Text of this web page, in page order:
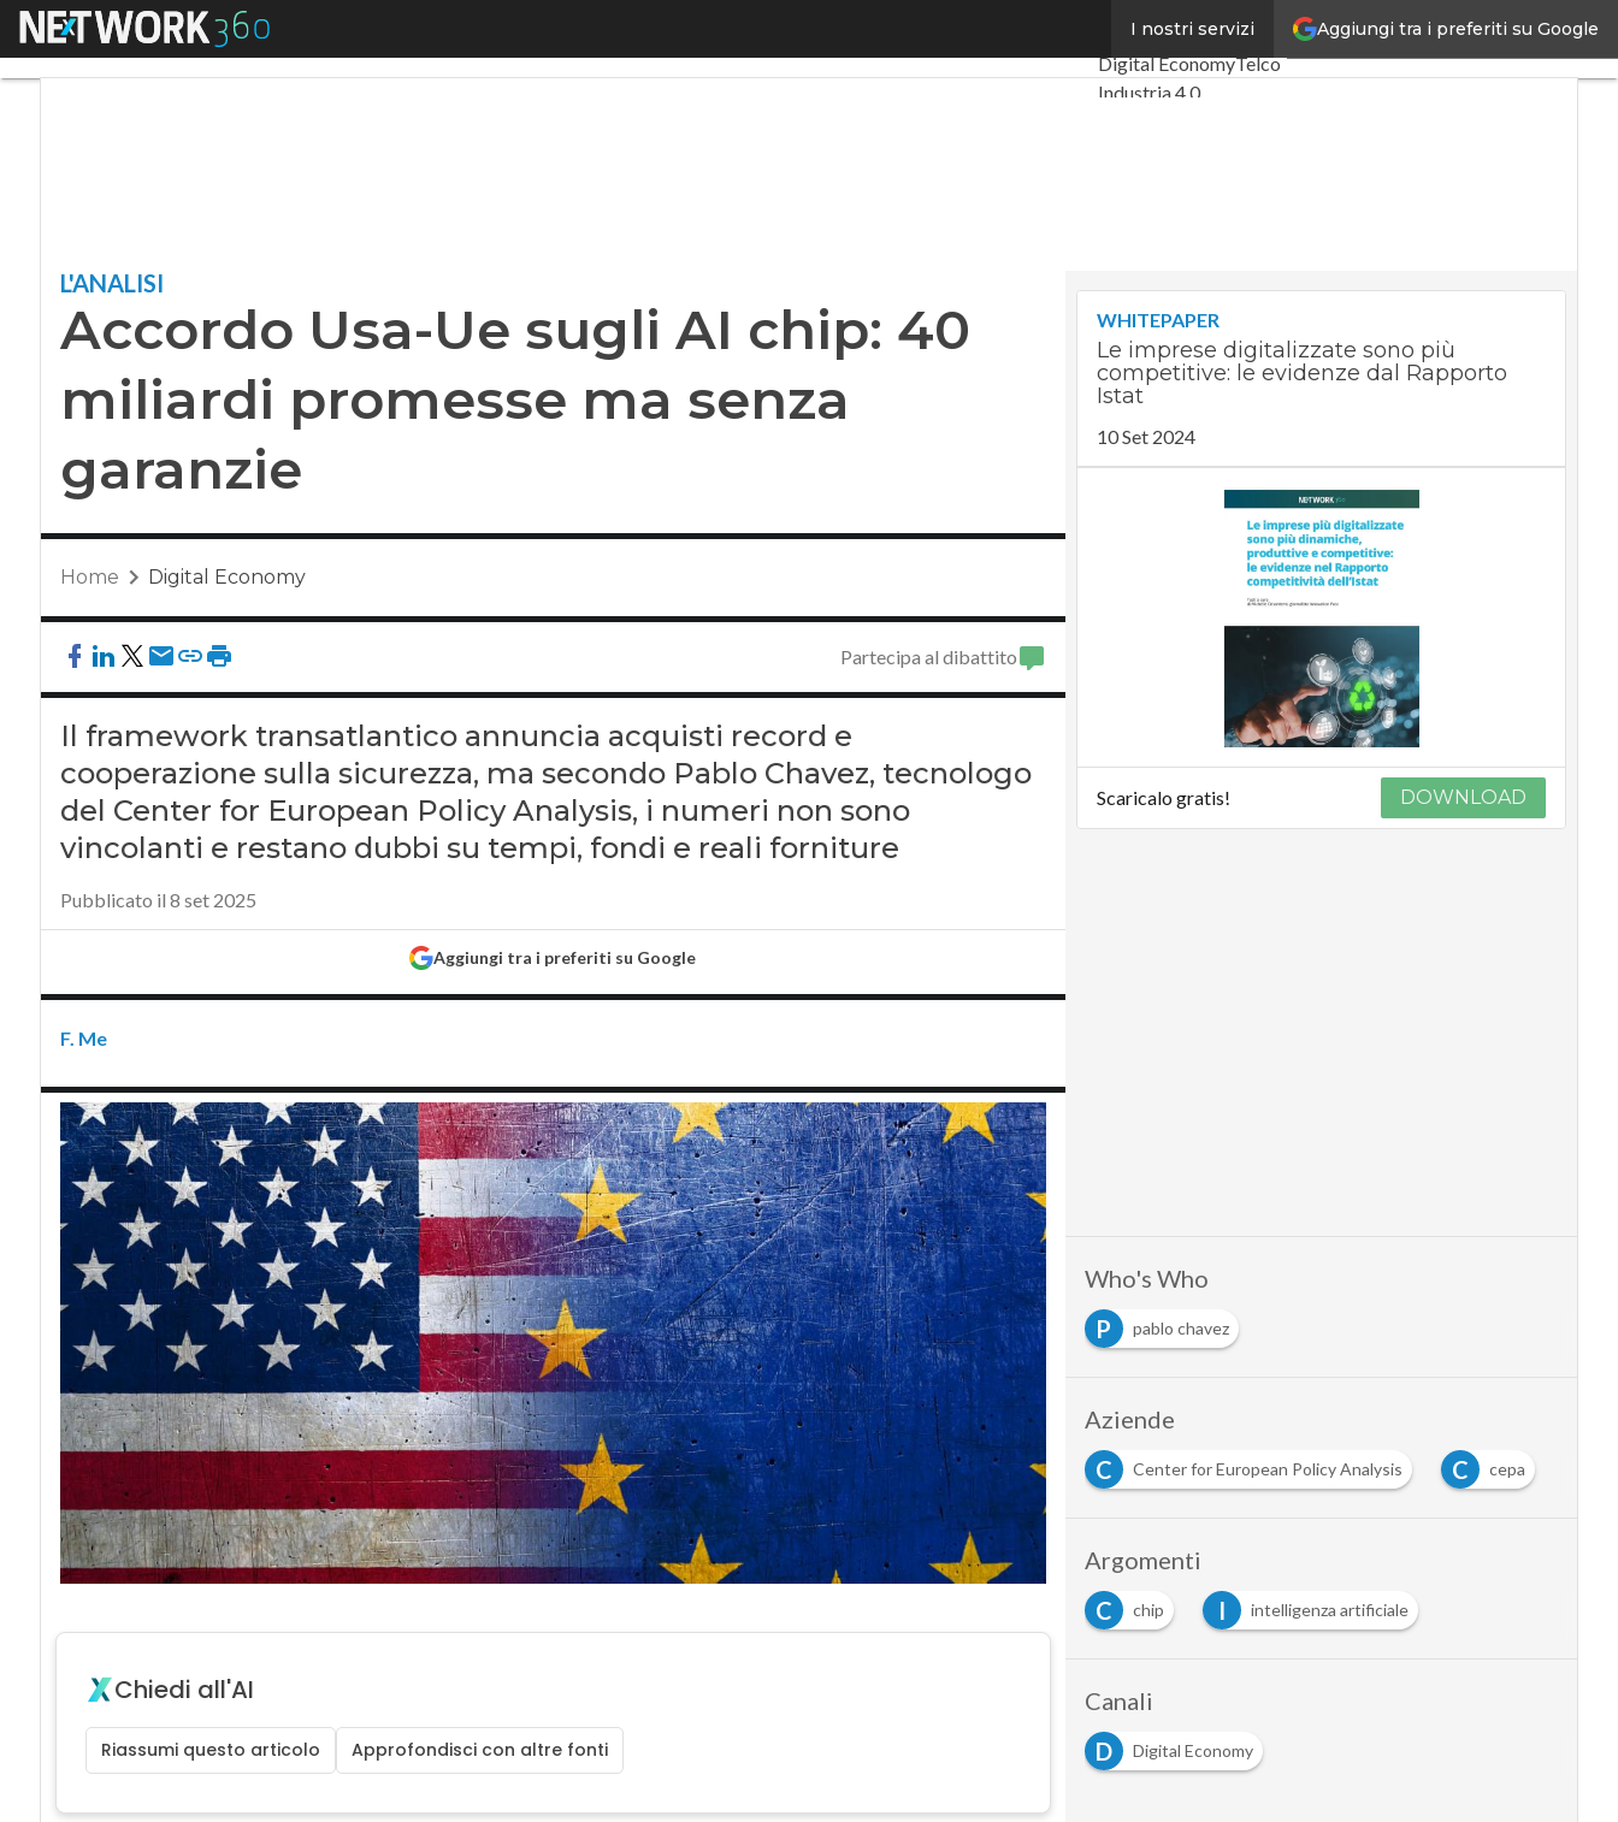
Aggiungi tra i preferiti su Google
I nostri servizi
Menu
Ultimi articoli
Digital EconomyTelco
Industria 4.0
PodcastPrivacy
L'ANALISI
Accordo Usa-Ue sugli AI chip: 40
miliardi promesse ma senza
garanzie
Home Digital Economy
Partecipa al dibattito
Il framework transatlantico annuncia acquisti record e
cooperazione sulla sicurezza, ma secondo Pablo Chavez, tecnologo
del Center for European Policy Analysis, i numeri non sono
vincolanti e restano dubbi su tempi, fondi e reali forniture
Pubblicato il 8 set 2025
Aggiungi tra i preferiti su Google
F. Me
Chiedi all'AI
Riassumi questo articolo Approfondisci con altre fonti
WHITEPAPER
Le imprese digitalizzate sono più
competitive: le evidenze dal Rapporto
Istat
10 Set 2024
Scaricalo gratis! DOWNLOAD
Who's Who
P
pablo chavez
Aziende
C
Center for European Policy Analysis C cepa
Argomenti
C
chip I intelligenza artificiale
Canali
D
Digital Economy